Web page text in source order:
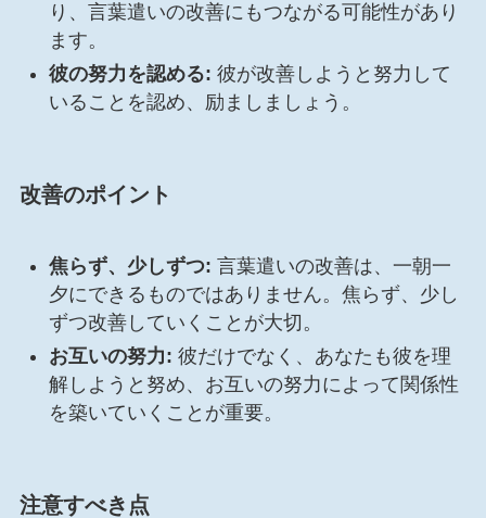
り、言葉遣いの改善にもつながる可能性があり
ます。
彼の努力を認める: 彼が改善しようと努力して
いることを認め、励ましましょう。
改善のポイント
焦らず、少しずつ: 言葉遣いの改善は、一朝一
夕にできるものではありません。焦らず、少し
ずつ改善していくことが大切。
お互いの努力: 彼だけでなく、あなたも彼を理
解しようと努め、お互いの努力によって関係性
を築いていくことが重要。
注意すべき点